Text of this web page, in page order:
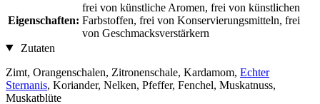
Eigenschaften:
frei von künstliche Aromen, frei von künstlichen
Farbstoffen, frei von Konservierungsmitteln, frei
von Geschmacksverstärkern
Zutaten
Zimt, Orangenschalen, Zitronenschale, Kardamom, Echter
Sternanis, Koriander, Nelken, Pfeffer, Fenchel, Muskatnuss,
Muskatblüte